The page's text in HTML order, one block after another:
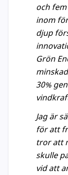
och
inom
djup
Grön
30%
Jag är
för att
tror att
skulle
vid att